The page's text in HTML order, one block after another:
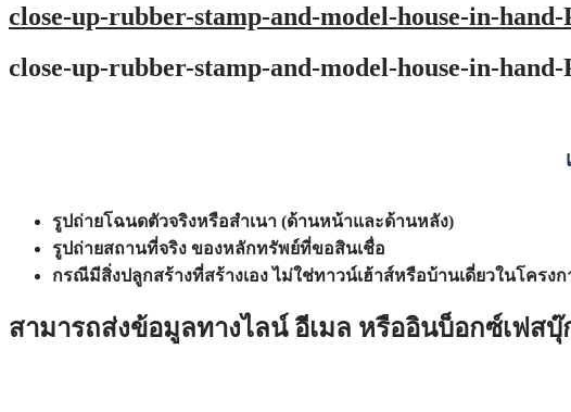
close-up-rubber-stamp-and-model-house-in-
close-up-rubber-stamp-and-model-house-in-
รูปถ่ายโฉนดตัวจริงหรือสำเนา (ด้านหน้าและด้านหลัง)
รูปถ่ายสถานที่จริง ของหลักทรัพย์ที่ขอสินเชื่อ
กรณีมีสิ่งปลูกสร้างที่สร้างเอง ไม่ใช่ทาวน์เฮ้าส์หรือบ้านเดี่ยวในโคร
สามารถส่งข้อมูลทางไลน์ อีเมล หรืออินบ็อกซ์เฟสบุ๊